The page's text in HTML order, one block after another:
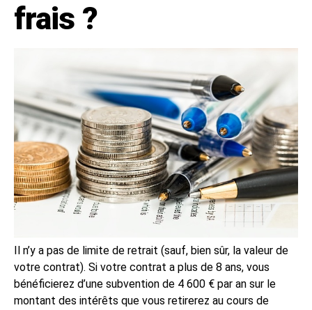
frais ?
Il n’y a pas de limite de retrait (sauf, bien sûr, la valeur de
votre contrat). Si votre contrat a plus de 8 ans, vous
bénéficierez d’une subvention de 4 600 € par an sur le
montant des intérêts que vous retirerez au cours de